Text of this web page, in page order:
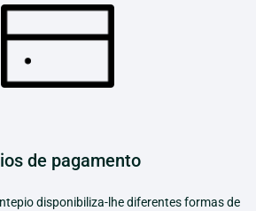
de pagamento
disponibiliza-lhe diferentes formas de